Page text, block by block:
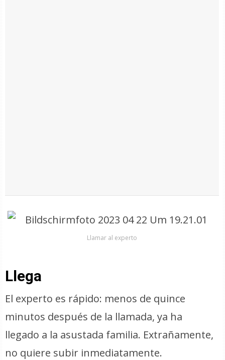
Llamar al experto
Llega
El experto es rápido: menos de quince
minutos después de la llamada, ya ha
llegado a la asustada familia. Extrañamente,
no quiere subir inmediatamente.